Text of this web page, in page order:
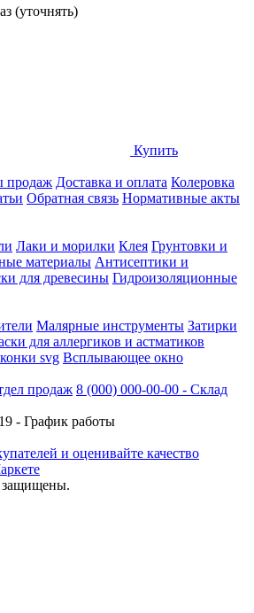
(уточнять)
Купить
продаж Доставка и оплата Колеровка
Обратная связь Нормативные акты
Лаки и морилки Клея Грунтовки и
материалы Антисептики и
для древесины Гидроизоляционные
Малярные инструменты Затирки
для аллергиков и астматиков
svg Всплывающее окно
продаж 8 (000) 000-00-00 - Склад
- График работы
защищены.